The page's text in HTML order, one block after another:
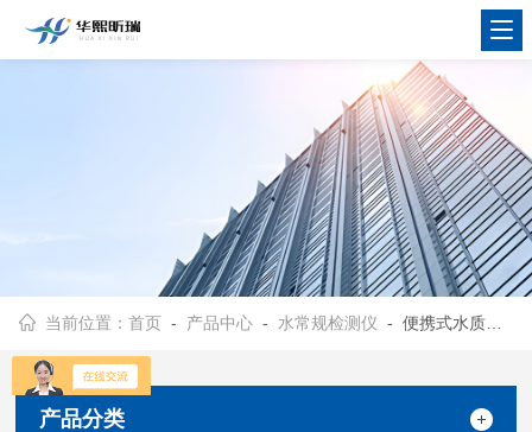
当前位置：首页 - 产品中心 - 水常规检测仪 - 便携式水质多参数检测仪
产品分类